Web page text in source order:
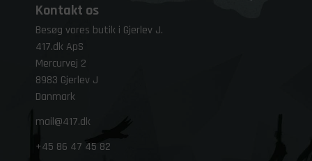
Kontakt os
Besøg vores butik i Gjerlev J.
417.dk ApS
Mercurvej 2
8983 Gjerlev J
Danmark
mail@417.dk
+45 86 47 45 82